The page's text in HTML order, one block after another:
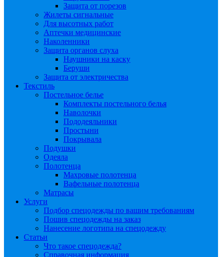
Защита от порезов
Жилеты сигнальные
Для высотных работ
Аптечки медицинские
Наколенники
Защита органов слуха
Наушники на каску
Беруши
Защита от электричества
Текстиль
Постельное белье
Комплекты постельного белья
Наволочки
Пододеяльники
Простыни
Покрывала
Подушки
Одеяла
Полотенца
Махровые полотенца
Вафельные полотенца
Матрасы
Услуги
Подбор спецодежды по вашим требованиям
Пошив спецодежды на заказ
Нанесение логотипа на спецодежду
Статьи
Что такое спецодежда?
Справочная информация